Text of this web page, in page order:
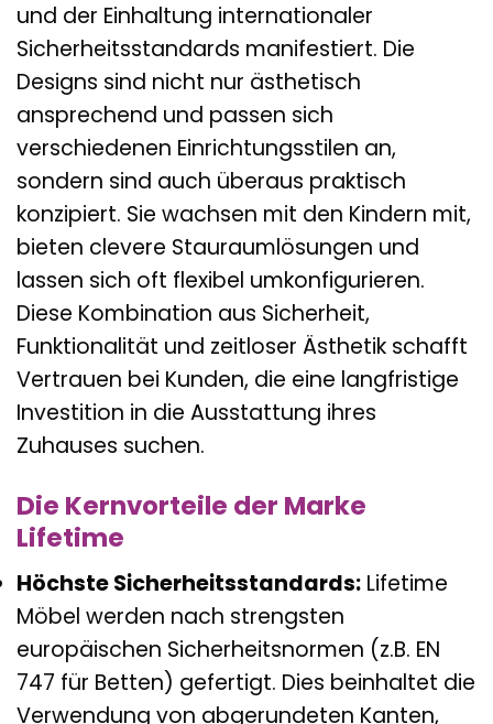
und der Einhaltung internationaler
Sicherheitsstandards manifestiert. Die
Designs sind nicht nur ästhetisch
ansprechend und passen sich
verschiedenen Einrichtungsstilen an,
sondern sind auch überaus praktisch
konzipiert. Sie wachsen mit den Kindern mit,
bieten clevere Stauraumlösungen und
lassen sich oft flexibel umkonfigurieren.
Diese Kombination aus Sicherheit,
Funktionalität und zeitloser Ästhetik schafft
Vertrauen bei Kunden, die eine langfristige
Investition in die Ausstattung ihres
Zuhauses suchen.
Die Kernvorteile der Marke
Lifetime
Höchste Sicherheitsstandards: Lifetime
Möbel werden nach strengsten
europäischen Sicherheitsnormen (z.B. EN
747 für Betten) gefertigt. Dies beinhaltet die
Verwendung von abgerundeten Kanten,